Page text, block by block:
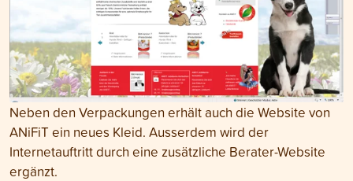
Neben den Verpackungen erhält auch die Website von
ANiFiT ein neues Kleid. Ausserdem wird der
Internetauftritt durch eine zusätzliche Berater-Website
ergänzt.